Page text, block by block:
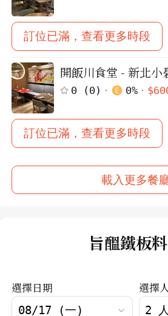
訂位已滿，查看更多時段
開飯川食堂 - 新北小
0 (0 ) 0% $
訂位已滿，查看更多時段
載入更多餐
旨醞鐵板
選擇日期 選擇